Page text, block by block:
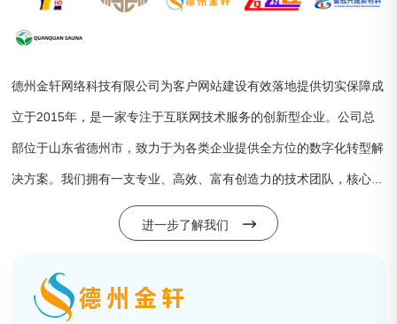
德州金轩网络科技有限公司为客户网站建设有效落地提供切实保障成
立于2015年，是一家专注于互联网技术服务的创新型企业。公司总
部位于山东省德州市，致力于为各类企业提供全方位的数字化转型解
决方案。我们拥有一支专业、高效、富有创造力的技术团队，核心...
进一步了解我们